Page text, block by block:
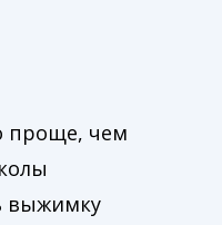
проще, чем
выжимку